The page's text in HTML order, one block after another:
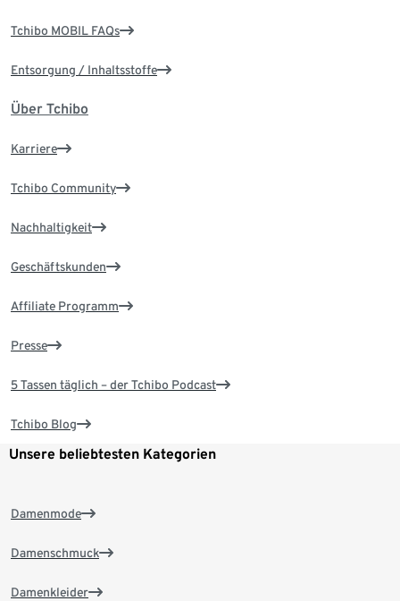
Tchibo MOBIL FAQs
Entsorgung / Inhaltsstoffe
Über Tchibo
Karriere
Tchibo Community
Nachhaltigkeit
Geschäftskunden
Affiliate Programm
Presse
5 Tassen täglich – der Tchibo Podcast
Tchibo Blog
Unsere beliebtesten Kategorien
Damenmode
Damenschmuck
Damenkleider